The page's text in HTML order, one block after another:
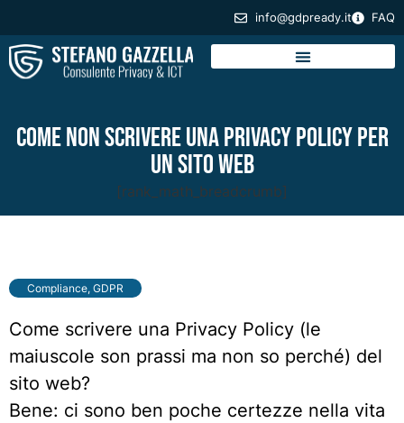
info@gdpready.it FAQ
Come non scrivere una Privacy Policy per
un sito web
[rank_math_breadcrumb]
Compliance, GDPR
Come scrivere una Privacy Policy (le
maiuscole son prassi ma non so perché) del
sito web?
Bene: ci sono ben poche certezze nella vita